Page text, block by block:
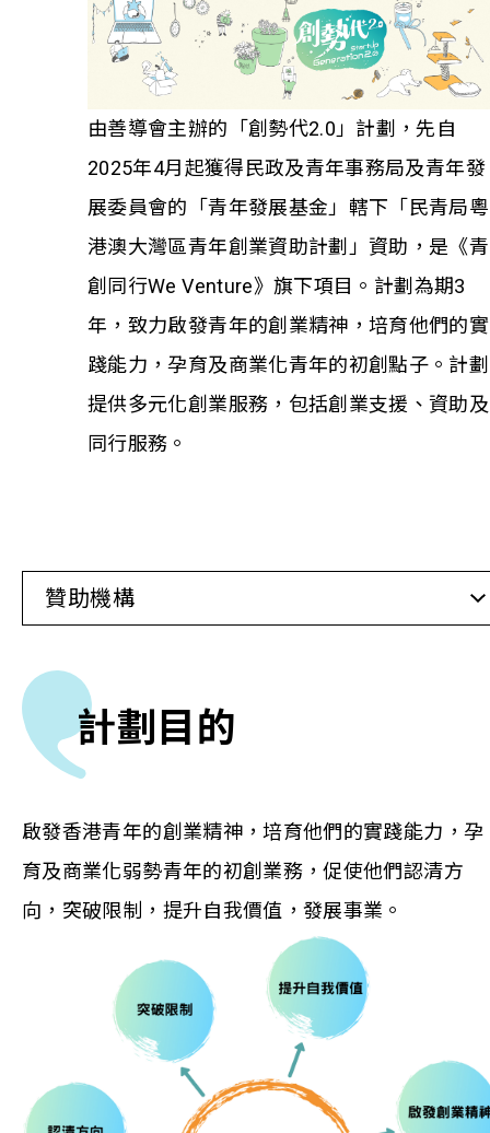
同你講故事
相關報導
關於本會
聯絡我們
由善導會主辦的「創勢代2.0」計劃，先自
2025年4月起獲得民政及青年事務局及青年發
展委員會的「青年發展基金」轄下「民青局粵
港澳大灣區青年創業資助計劃」資助，是《青
創同行We Venture》旗下項目。計劃為期3
年，致力啟發青年的創業精神，培育他們的實
踐能力，孕育及商業化青年的初創點子。計劃
提供多元化創業服務，包括創業支援、資助及
同行服務。
贊助機構
計劃目的
啟發香港青年的創業精神，培育他們的實踐能力，孕
育及商業化弱勢青年的初創業務，促使他們認清方
向，突破限制，提升自我價值，發展事業。